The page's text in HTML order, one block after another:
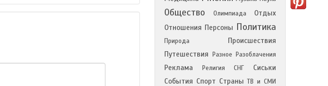
Общество Олимпиада
Отдых
Отношения Персоны Политика
Природа
Происшествия
Путешествия
Разное Разоблачения
Реклама Религия СНГ
Сиськи
События Спорт Страны ТВ и СМИ